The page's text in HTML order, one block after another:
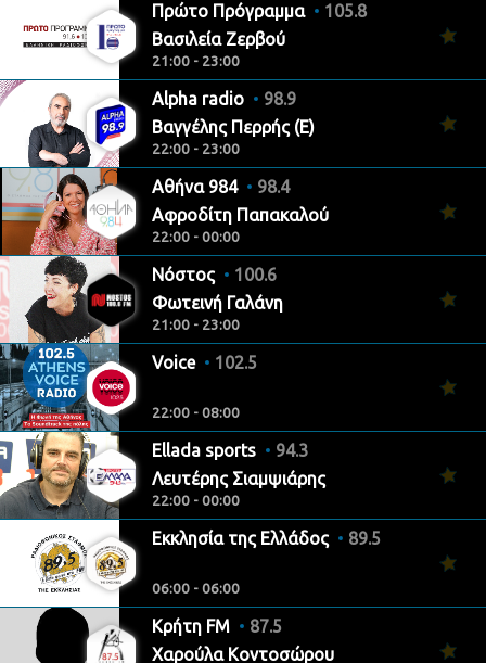
Πρώτο Πρόγραμμα
105.8
Βασιλεία Ζερβού
21:00 - 23:00
Alpha radio
98.9
Βαγγέλης Περρής (Ε)
22:00 - 23:00
Αθήνα 984
98.4
Αφροδίτη Παπακαλού
22:00 - 00:00
Νόστος
100.6
Φωτεινή Γαλάνη
21:00 - 23:00
Voice 102.5
22:00 - 08:00
Ellada sports
94.3
Λευτέρης Σιαμψιάρης
22:00 - 00:00
Εκκλησία της Ελλάδος 89.5
06:00 - 06:00
Κρήτη FM
87.5
Χαρούλα Κοντοσώρου